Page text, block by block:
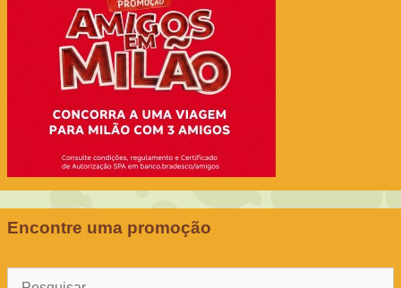
Encontre uma promoção
Pesquisar